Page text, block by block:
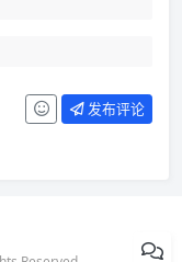
发布评论